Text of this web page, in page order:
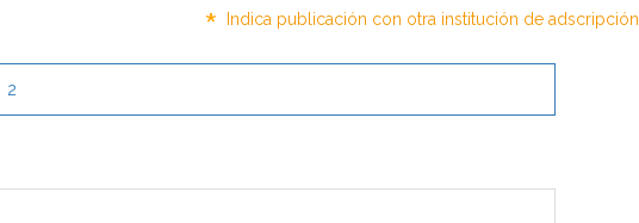
* Indica publicación con otra institución de adscripción
2